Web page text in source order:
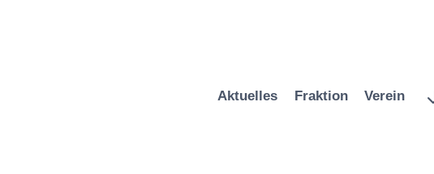
Aktuelles Fraktion Verein